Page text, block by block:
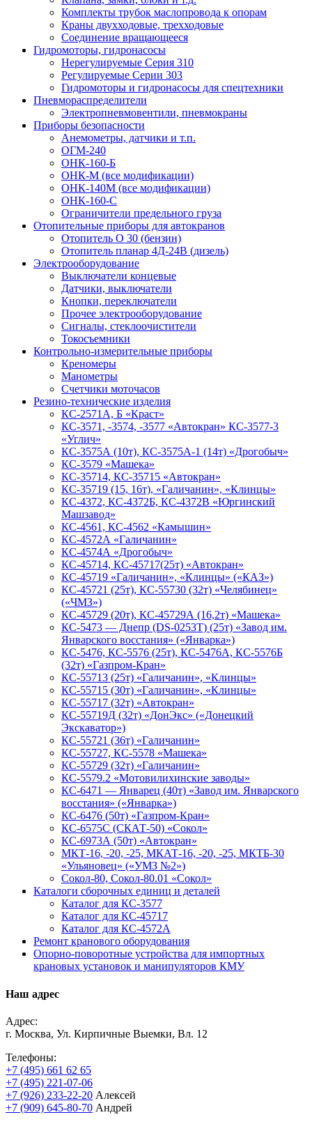
Комплекты трубок маслопровода к опорам
Краны двухходовые, трехходовые
Соединение вращающееся
Гидромоторы, гидронасосы
Нерегулируемые Серия 310
Регулируемые Серии 303
Гидромоторы и гидронасосы для спецтехники
Пневмораспределители
Электропневмовентили, пневмокраны
Приборы безопасности
Анемометры, датчики и т.п.
ОГМ-240
ОНК-160-Б
ОНК-М (все модификации)
ОНК-140М (все модификации)
ОНК-160-С
Ограничители предельного груза
Отопительные приборы для автокранов
Отопитель О 30 (бензин)
Отопитель планар 4Д-24В (дизель)
Электрооборудование
Выключатели концевые
Датчики, выключатели
Кнопки, переключатели
Прочее электрооборудование
Сигналы, стеклоочистители
Токосъемники
Контрольно-измерительные приборы
Креномеры
Манометры
Счетчики моточасов
Резино-технические изделия
КС-2571А, Б «Краст»
КС-3571, -3574, -3577 «Автокран» КС-3577-3
«Углич»
КС-3575А (10т), КС-3575А-1 (14т) «Дрогобыч»
КС-3579 «Машека»
КС-35714, КС-35715 «Автокран»
КС-35719 (15, 16т), «Галичанин», «Клинцы»
КС-4372, КС-4372Б, КС-4372В «Юргинский
Машзавод»
КС-4561, КС-4562 «Камышин»
КС-4572А «Галичанин»
КС-4574А «Дрогобыч»
КС-45714, КС-45717(25т) «Автокран»
КС-45719 «Галичанин», «Клинцы» («КАЗ»)
КС-45721 (25т), КС-55730 (32т) «Челябинец»
(«ЧМЗ»)
КС-45729 (20т), КС-45729А (16,2т) «Машека»
КС-5473 — Днепр (DS-0253T) (25т) «Завод им.
Январского восстания» («Январка»)
КС-5476, КС-5576 (25т), КС-5476А, КС-5576Б
(32т) «Газпром-Кран»
КС-55713 (25т) «Галичанин», «Клинцы»
КС-55715 (30т) «Галичанин», «Клинцы»
КС-55717 (32т) «Автокран»
КС-55719Д (32т) «ДонЭкс» («Донецкий
Экскаватор»)
КС-55721 (36т) «Галичанин»
КС-55727, КС-5578 «Машека»
КС-55729 (32т) «Галичанин»
КС-5579.2 «Мотовилихинские заводы»
КС-6471 — Январец (40т) «Завод им. Январского
восстания» («Январка»)
КС-6476 (50т) «Газпром-Кран»
КС-6575С (СКАТ-50) «Сокол»
КС-6973А (50т) «Автокран»
МКТ-16, -20, -25, МКАТ-16, -20, -25, МКТБ-30
«Ульяновец» («УМЗ №2»)
Сокол-80, Сокол-80.01 «Сокол»
Каталоги сборочных единиц и деталей
Каталог для КС-3577
Каталог для КС-45717
Каталог для КС-4572А
Ремонт кранового оборудования
Опорно-поворотные устройства для импортных
крановых установок и манипуляторов КМУ
Наш адрес
Адрес:
г. Москва, Ул. Кирпичные Выемки, Вл. 12
Телефоны:
+7 (495) 661 62 65
+7 (495) 221-07-06
+7 (926) 233-22-20 Алексей
+7 (909) 645-80-70 Андрей